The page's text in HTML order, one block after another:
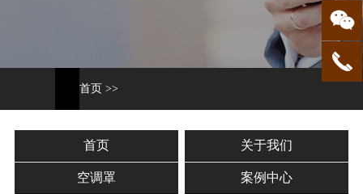
首页 >>
首页 关于我们
空调罩 案例中心